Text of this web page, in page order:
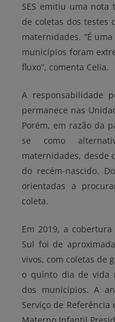
SES emitiu uma nota
de coletas dos testes
maternidades. “É
municípios foram
fluxo”, comenta Celia.
A responsabilidade
permanece nas
Porém, em razão da
se como
maternidades, desde
do recém-nascido.
orientadas a
coleta.
Em 2019, a
Sul foi de
vivos, com coletas de
o quinto dia de vida
dos municípios. A
Serviço de